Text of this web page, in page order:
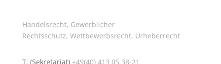
Handelsrecht, Gewerblicher
Rechtsschutz, Wettbewerbsrecht, Urheberrecht
T: (Sekretariat) +49(40) 413 05 38-21